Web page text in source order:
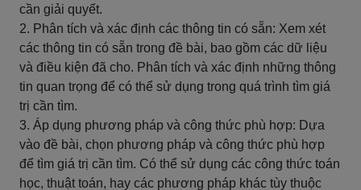
cần giải quyết.
2. Phân tích và xác định các thông tin có sẵn: Xem xét
các thông tin có sẵn trong đề bài, bao gồm các dữ liệu
và điều kiện đã cho. Phân tích và xác định những thông
tin quan trọng để có thể sử dụng trong quá trình tìm giá
trị cần tìm.
3. Áp dụng phương pháp và công thức phù hợp: Dựa
vào đề bài, chọn phương pháp và công thức phù hợp
để tìm giá trị cần tìm. Có thể sử dụng các công thức toán
học, thuật toán, hay các phương pháp khác tùy thuộc